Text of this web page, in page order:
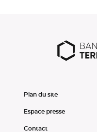
Plan du site
Espace presse
Contact